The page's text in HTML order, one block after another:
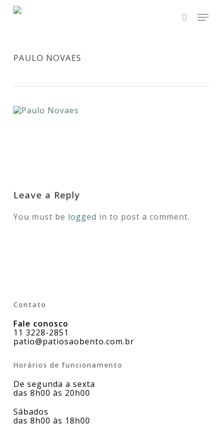
Skip
search
PAULO NOVAES
Leave a Reply
You must be logged in to post a comment.
Contato
Fale conosco
11 3228-2851
patio@patiosaobento.com.br
Horários de funcionamento
De segunda a sexta
das 8h00 às 20h00
Sábados
das 8h00 às 18h00